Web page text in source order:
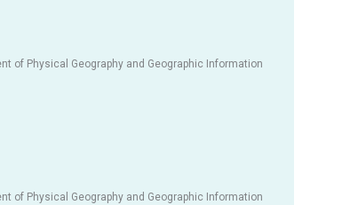
of Physical Geography and Geographic Information
of Physical Geography and Geographic Information